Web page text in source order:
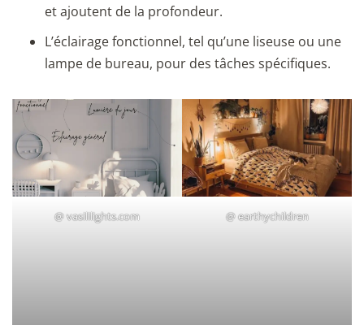
et ajoutent de la profondeur.
L’éclairage fonctionnel, tel qu’une liseuse ou une
lampe de bureau, pour des tâches spécifiques.
@vasililights.com @earthychildren